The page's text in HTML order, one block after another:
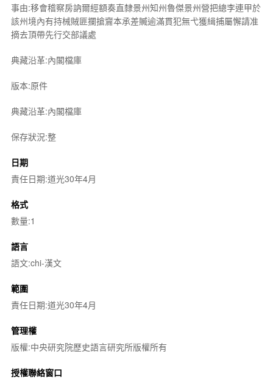
事由:移會稽察房訥爾經額奏直隸景州知州魯傑景州營把總李連甲於
該州境內有持械賊匪攔搶齎本承差贓逾滿貫犯無弋獲緝捕屬懈請准
摘去頂帶先行交部議處
典藏沿革:內閣檔庫
版本:原件
典藏沿革:內閣檔庫
保存狀況:整
日期
責任日期:道光30年4月
格式
數量:1
語言
語文:chi-漢文
範圍
責任日期:道光30年4月
管理權
版權:中央研究院歷史語言研究所版權所有
授權聯絡窗口